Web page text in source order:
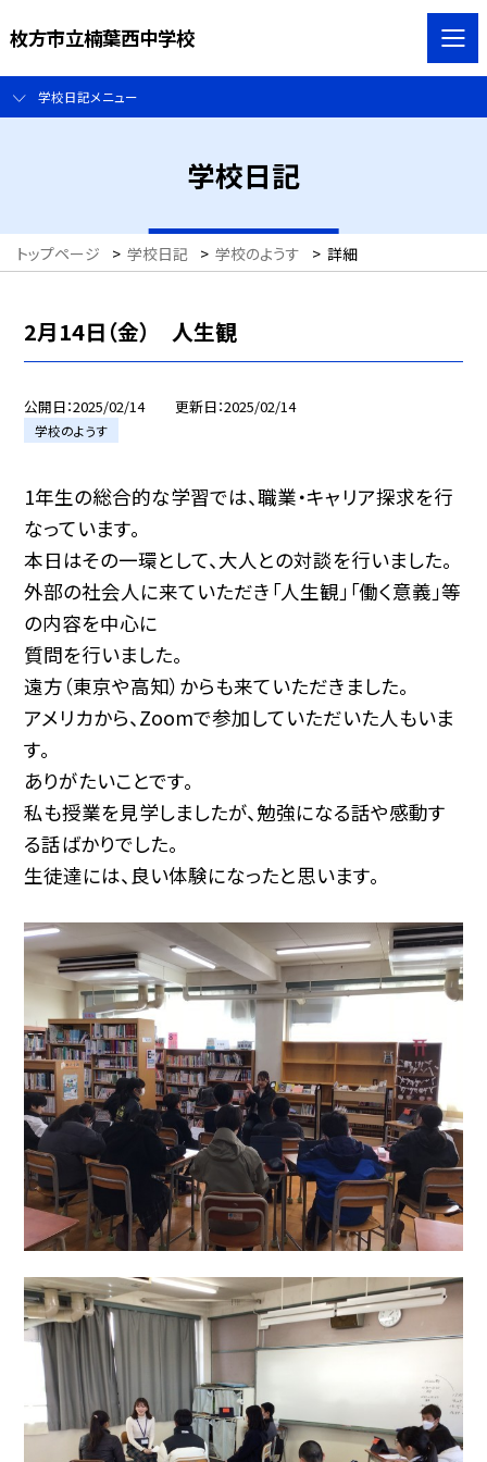
枚方市立楠葉西中学校
学校日記メニュー
学校日記
トップページ > 学校日記 > 学校のようす > 詳細
2月14日（金） 人生観
公開日 2025/02/14 更新日 2025/02/14
学校のようす
1年生の総合的な学習では、職業・キャリア探求を行
なっています。
本日はその一環として、大人との対談を行いました。
外部の社会人に来ていただき「人生観」「働く意義」等
の内容を中心に
質問を行いました。
遠方（東京や高知）からも来ていただきました。
アメリカから、Zoomで参加していただいた人もいま
す。
ありがたいことです。
私も授業を見学しましたが、勉強になる話や感動す
る話ばかりでした。
生徒達には、良い体験になったと思います。